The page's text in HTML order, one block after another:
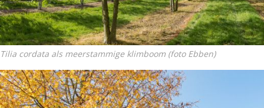
Tilia cordata als meerstammige klimboom (foto Ebben)